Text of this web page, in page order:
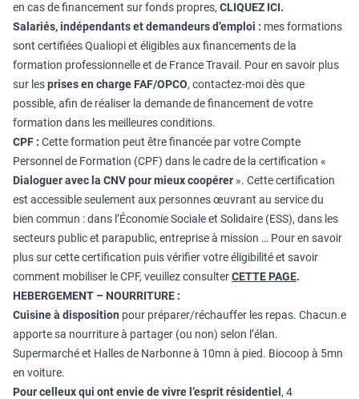
en cas de financement sur fonds propres, CLIQUEZ ICI.
Salariés, indépendants et demandeurs d’emploi : mes formations
sont certifiées Qualiopi et éligibles aux financements de la
formation professionnelle et de France Travail. Pour en savoir plus
sur lesprises en charge FAF/OPCO, contactez-moi dès que
possible, afin de réaliser la demande de financement de votre
formation dans les meilleures conditions.
CPF : Cette formation peut être financée par votre Compte
Personnel de Formation (CPF) dans le cadre de la certification «
Dialoguer avec la CNV pour mieux coopérer ». Cette certification
est accessible seulement aux personnes œuvrant au service du
bien commun : dans l’Économie Sociale et Solidaire (ESS), dans les
secteurs public et parapublic, entreprise à mission … Pour en savoir
plus sur cette certification puis vérifier votre éligibilité et savoir
comment mobiliser le CPF, veuillez consulterCETTE PAGE.
HEBERGEMENT – NOURRITURE :
Cuisine à disposition pour préparer/réchauffer les repas. Chacun.e
apporte sa nourriture à partager (ou non) selon l’élan.
Supermarché et Halles de Narbonne à 10mn à pied. Biocoop à 5mn
en voiture.
Pour celleux qui ont envie de vivre l’esprit résidentiel , 4